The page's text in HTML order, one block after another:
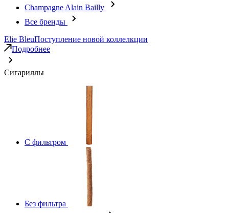
Champagne Alain Bailly
Все бренды
Elie BleuПоступление новой коллелкции
Подробнее
Сигариллы
С фильтром
Без фильтра